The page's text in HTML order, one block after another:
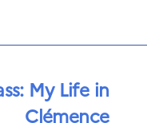
My Life in